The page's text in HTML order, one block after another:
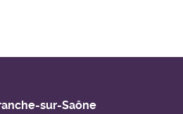
sur-Saône